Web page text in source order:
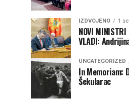
IZDVOJENO 1
NOVI MINISTRI
VLADI:
UNCATEGORIZED
In Memoriam:
Šekularac